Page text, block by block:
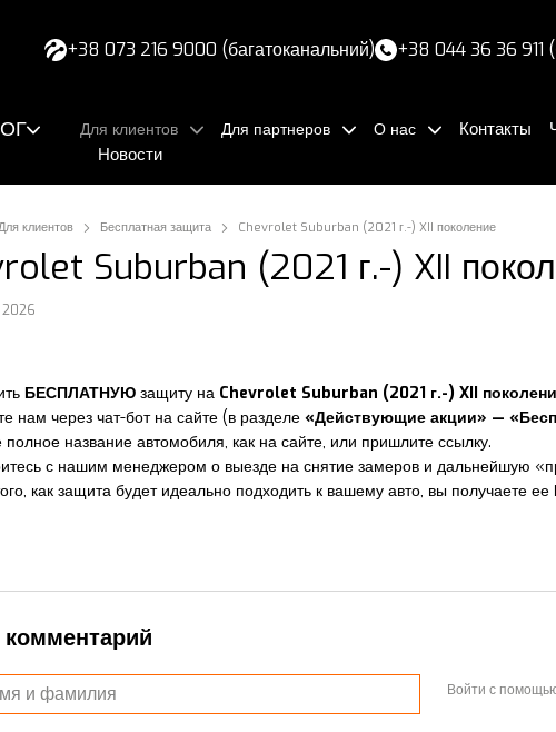
+38 073 216 9000 (багатоканальний) +38 044 36 36 911
Для клиентов Для партнеров О нас Контакты
Новости
клиентов Бесплатная защита Chevrolet Suburban (2021 г.-) XII поколение
Suburban (2021 г.-) XII
2026
БЕСПЛАТНУЮ защиту на Chevrolet Suburban (2021 г.-) XII
нам через чат-бот на сайте (в разделе «Действующие акции» —
полное название автомобиля, как на сайте, или пришлите ссылку.
с нашим менеджером о выезде на снятие замеров и дальнейшую
как защита будет идеально подходить к вашему авто, вы получаете ее
Войти с